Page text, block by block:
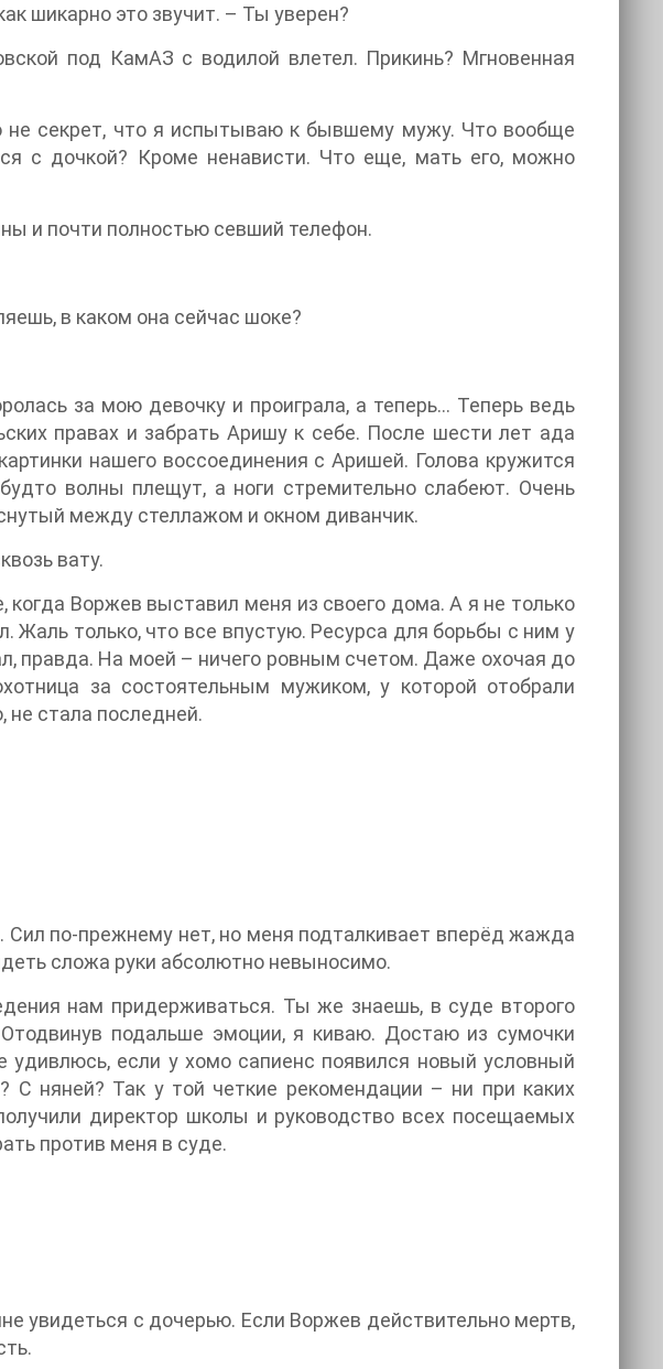
шикарно это звучит. – Ты уверен?
под КамАЗ с водилой влетел. Прикинь? Мгновенная
не секрет, что я испытываю к бывшему мужу. Что вообще
с дочкой? Кроме ненависти. Что еще, мать его, можно
и почти полностью севший телефон.
в каком она сейчас шоке?
за мою девочку и проиграла, а теперь… Теперь ведь
правах и забрать Аришу к себе. После шести лет ада
нашего воссоединения с Аришей. Голова кружится
волны плещут, а ноги стремительно слабеют. Очень
между стеллажом и окном диванчик.
вату.
когда Воржев выставил меня из своего дома. А я не только
Жаль только, что все впустую. Ресурса для борьбы с ним у
правда. На моей – ничего ровным счетом. Даже охочая до
за состоятельным мужиком, у которой отобрали
не стала последней.
Сил по-прежнему нет, но меня подталкивает вперёд жажда
сложа руки абсолютно невыносимо.
нам придерживаться. Ты же знаешь, в суде второго
подальше эмоции, я киваю. Достаю из сумочки
если у хомо сапиенс появился новый условный
няней? Так у той четкие рекомендации – ни при каких
директор школы и руководство всех посещаемых
против меня в суде.
увидеться с дочерью. Если Воржев действительно мертв,